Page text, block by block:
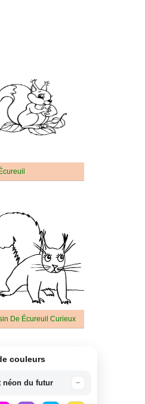
De Écureuil Curieux
couleurs
néon du futur −